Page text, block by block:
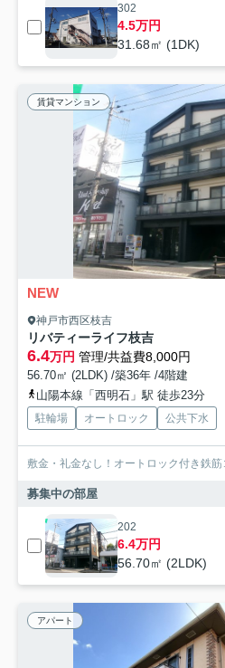
302
4.5万円
31.68㎡ (1DK)
賃貸マンション
NEW
神戸市西区枝吉
リバティーライフ枝吉
6.4万円 管理/共益費8,000円
56.70㎡ (2LDK) /築36年 /4階建
山陽本線「西明石」駅 徒歩23分
駐輪場 オートロック 公共下水
敷金・礼金なし！オートロック付き鉄
募集中の部屋
202
6.4万円
56.70㎡ (2LDK)
アパート